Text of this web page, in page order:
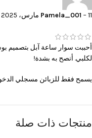
Pamela_001 – 11 مارس، 2025
أحببت سوار ساعة آبل بتصميم
لكلبي. أنصح به بشدة!
يسمح فقط للزبائن مسجلي
منتجات ذات صلة